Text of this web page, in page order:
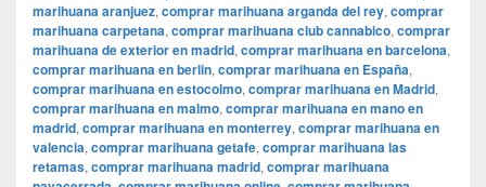
marihuana aranjuez, comprar marihuana arganda del rey, comprar
marihuana carpetana, comprar marihuana club cannabico, comprar
marihuana de exterior en madrid, comprar marihuana en barcelona,
comprar marihuana en berlin, comprar marihuana en España,
comprar marihuana en estocolmo, comprar marihuana en Madrid,
comprar marihuana en malmo, comprar marihuana en mano en
madrid, comprar marihuana en monterrey, comprar marihuana en
valencia, comprar marihuana getafe, comprar marihuana las
retamas, comprar marihuana madrid, comprar marihuana